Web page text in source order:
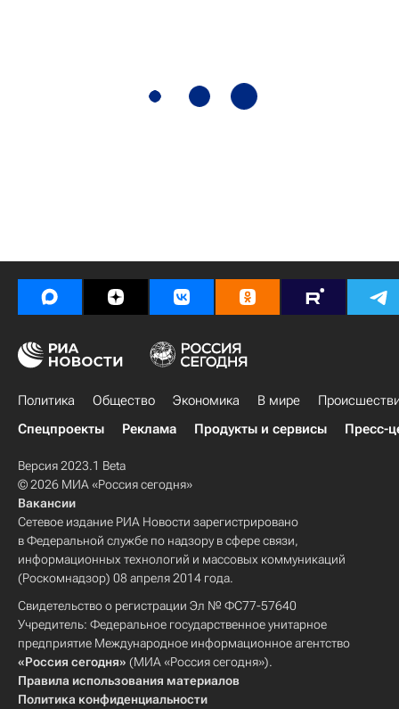
Политика Общество Экономика В мире
Спецпроекты
Реклама Продукты и сервисы Пресс-
Версия 2023.1 Beta
© 2026 МИА «Россия сегодня»
Вакансии
Сетевое издание РИА Новости зарегистрировано
в Федеральной службе по надзору в сфере связи,
информационных технологий и массовых коммуникаций
(Роскомнадзор) 08 апреля 2014 года.
Свидетельство о регистрации Эл № ФС77-57640
Учредитель: Федеральное государственное унитарное
предприятие Международное информационное агентство
«Россия сегодня» (МИА «Россия сегодня»).
Правила использования материалов
Политика конфиденциальности